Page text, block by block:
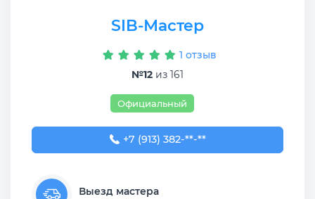
SIB-Мастер
1 отзыв
№12 из 161
Официальный
+7 (913) 382-09-50
+7 (913) 382-**-**
Выезд мастера